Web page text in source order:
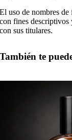
El uso de nombres de
con fines
con sus titulares.
También te